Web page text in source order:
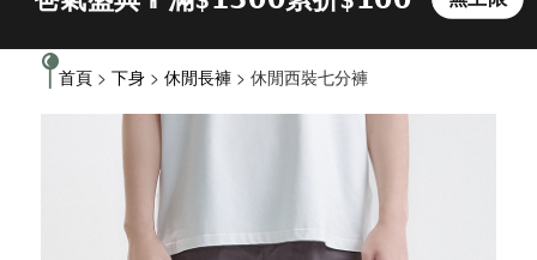
首頁 > 下身 > 休閒長褲 > 休閒西裝七分褲